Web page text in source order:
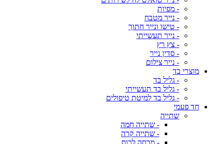
- מפיות
- נייר מטבח
- טישו ונייר חתוך
- נייר תעשייתי
- צץ רץ
- סדין נייר
- נייר צילום
מוצרי בד
- גליל בד
- גליל בד תעשייתי
- גליל בד למיטת טיפולים
חד פעמי
שתייה
- שתייה חמה
- שתייה קרה
- מכסה לכוס